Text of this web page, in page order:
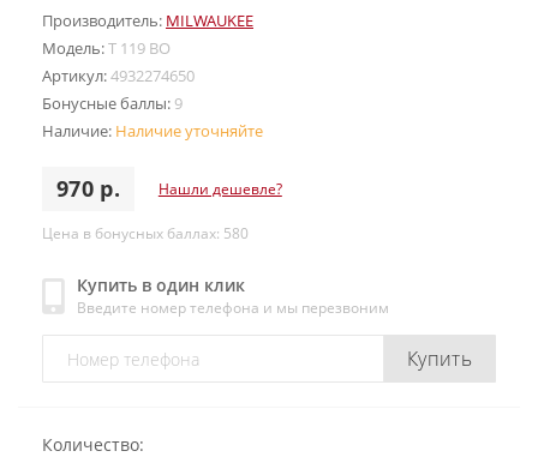
Производитель: MILWAUKEE
Модель:T 119 BO
Артикул:4932274650
Бонусные баллы: 9
Наличие: Наличие уточняйте
970 р. Нашли дешевле?
Цена в бонусных баллах: 580
Купить в один клик
Введите номер телефона и мы перезвоним
Купить
Количество: